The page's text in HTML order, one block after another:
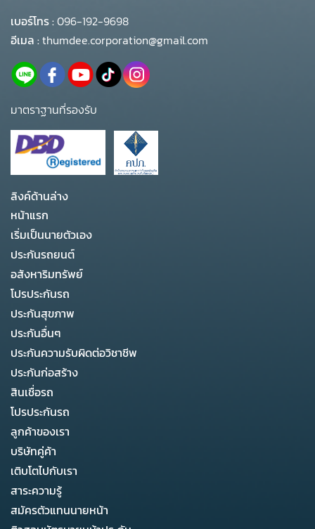
เบอร์โทร :096-192-9698
อีเมล :thumdee.corporation@gmail.com
มาตราฐานที่รองรับ
ลิงค์ด้านล่าง
หน้าแรก
เริ่มเป็นนายตัวเอง
ประกันรถยนต์
อสังหาริมทรัพย์
โปรประกันรถ
ประกันสุขภาพ
ประกันอื่นๆ
ประกันความรับผิดต่อวิชาชีพ
ประกันก่อสร้าง
สินเชื่อรถ
โปรประกันรถ
ลูกค้าของเรา
บริษัทคู่ค้า
เติบโตไปกับเรา
สาระความรู้
สมัครตัวแทนนายหน้า